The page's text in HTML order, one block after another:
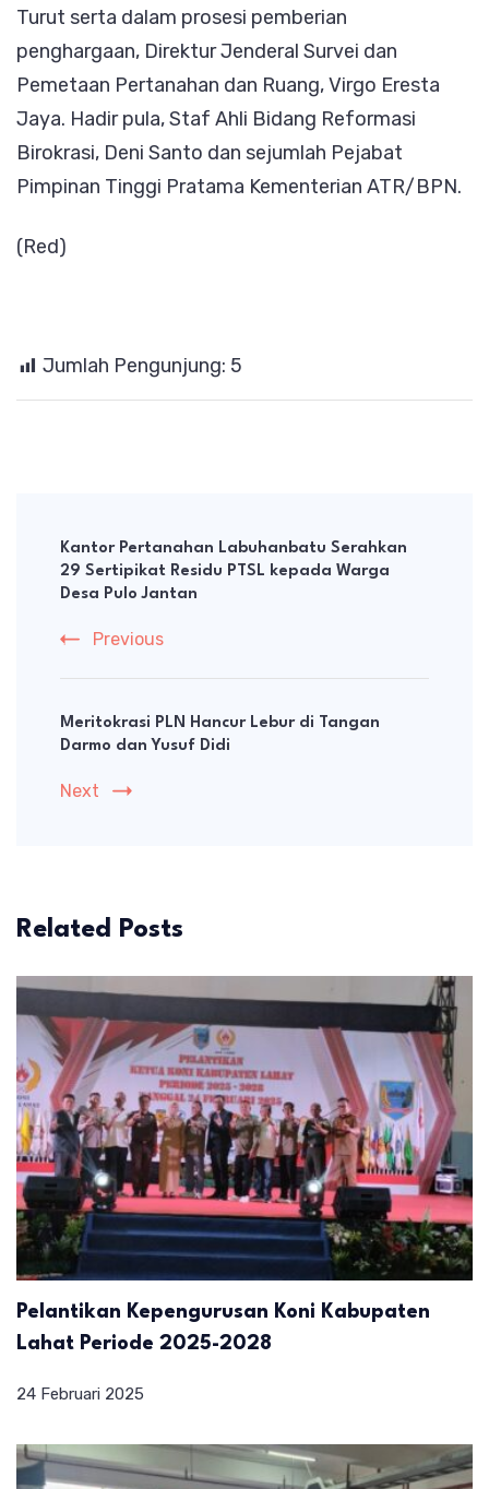
Turut serta dalam prosesi pemberian
penghargaan, Direktur Jenderal Survei dan
Pemetaan Pertanahan dan Ruang, Virgo Eresta
Jaya. Hadir pula, Staf Ahli Bidang Reformasi
Birokrasi, Deni Santo dan sejumlah Pejabat
Pimpinan Tinggi Pratama Kementerian ATR/BPN.
(Red)
Jumlah Pengunjung: 5
Navigation
Kantor Pertanahan Labuhanbatu Serahkan
29 Sertipikat Residu PTSL kepada Warga
Desa Pulo Jantan
Previous
Meritokrasi PLN Hancur Lebur di Tangan
Darmo dan Yusuf Didi
Next
Related Posts
Pelantikan Kepengurusan Koni Kabupaten
Lahat Periode 2025-2028
24 Februari 2025